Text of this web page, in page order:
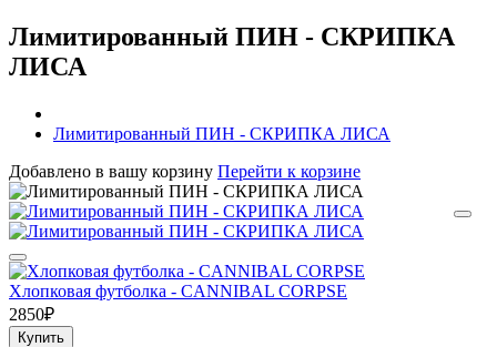
Лимитированный ПИН - СКРИПКА
ЛИСА
Лимитированный ПИН - СКРИПКА ЛИСА
Добавлено в вашу корзину Перейти к корзине
Хлопковая футболка - CANNIBAL CORPSE
2850₽
Купить